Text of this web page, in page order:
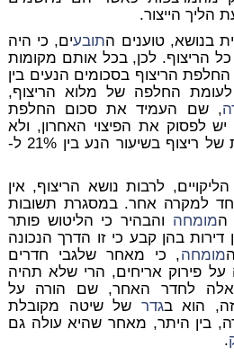
הליך הייצור.
בנושא, טוענים התובעים, כי היה
הריצוף. לכן, בכל אותם מקומות
הריצוף בסכומים הנעים בין
₪ ל- 5,000 ₪, לעומת החלפה של מלוא הריצוף,
, שם העמיד את סכום החלפת
על 11,200 ₪, יש לפסוק את הפיצוי האחרון, ולא
להסתפק בהחלפה חלקית של ריצוף בשיעור הנע בין 21% ל-
הליקויים, לרבות נושא הריצוף, אין
למקרה אחר. במסגרת תשובות
המומחה והבהיר כי הליטוש פותר
בהן קבע כי זו הדרך הנכונה
מומחה, כי מאחר שלגבי חדרים
על פירוק אריחים, הרי שלא תהיה
לחדר האחר, שם הורה על
הוא בגדר של שיטה מקובלת
בין היתר, מאחר שהיא עולה גם
.